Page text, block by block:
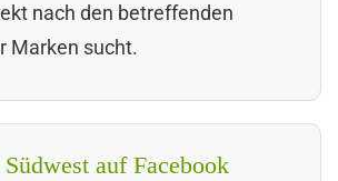
nach den betreffenden
Marken sucht.
auf Facebook